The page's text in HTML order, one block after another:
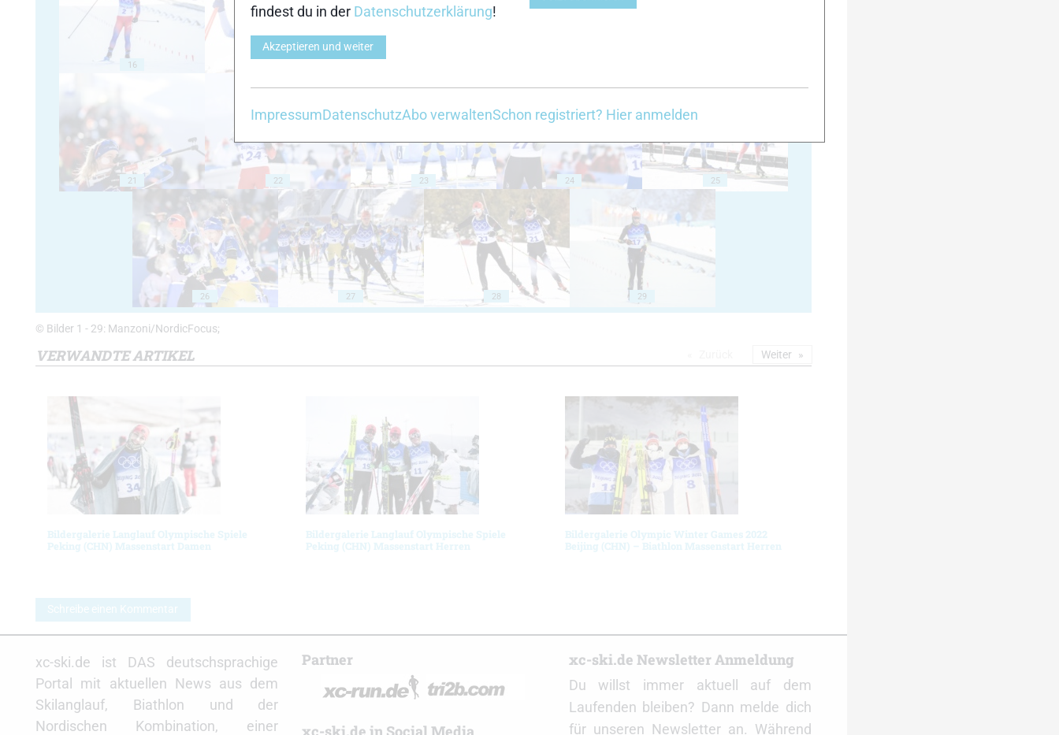
16
21 22 23 24 25
26 27 28 29
© Bilder 1 - 29: Manzoni/NordicFocus;
VERWANDTE ARTIKEL
Bildergalerie Langlauf Olympische Spiele
Peking (CHN) Massenstart Damen
Bildergalerie Langlauf Olympische Spiele
Peking (CHN) Massenstart Herren
Bildergalerie Olympic Winter Games 2022
Beijing (CHN) – Biathlon Massenstart Herren
Weiter
Schreibe einen Kommentar
xc-ski.de ist DAS deutschsprachige
Portal mit aktuellen News aus dem
Skilanglauf, Biathlon und der
Nordischen Kombination, einer
Partner
xc-ski.de in Social Media
xc-ski.de Newsletter Anmeldung
Du willst immer aktuell auf dem
Laufenden bleiben? Dann melde dich
für unseren Newsletter an. Während
findest du in der Datenschutzerklärung!
Akzeptieren und weiter
ImpressumDatenschutzAbo verwaltenSchon registriert? Hier anmelden